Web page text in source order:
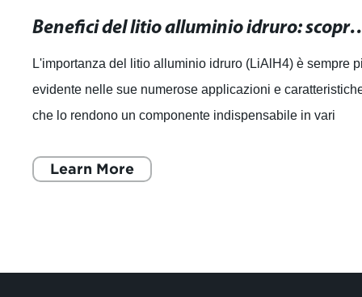
Benefici del litio alluminio idruro:
L'importanza del litio alluminio idruro (LiAlH4) è sempre
evidente nelle sue numerose applicazioni e
che lo rendono un componente indispensabile in vari
Learn More